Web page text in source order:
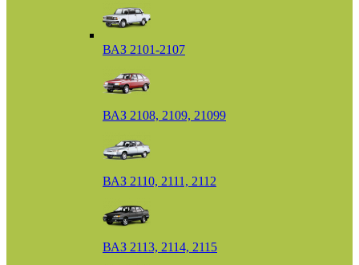
ВАЗ 2101-2107
ВАЗ 2108, 2109, 21099
ВАЗ 2110, 2111, 2112
ВАЗ 2113, 2114, 2115